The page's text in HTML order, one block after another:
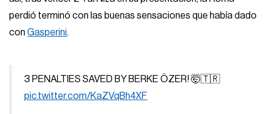
perdió terminó con las buenas sensaciones que había dado
conGasperini.
3 PENALTIES SAVED BY BERKE ÖZER! 🤯🇹🇷
pic.twitter.com/KaZVqBh4XF